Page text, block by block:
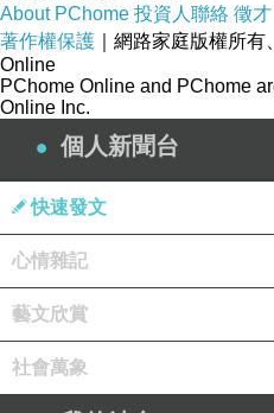
About PChome 投資人聯絡 徵才
著作權保護 ｜網路家庭版權所有
Online
PChome Online and PChome
Online Inc.
個人新聞台
快速發文
心情雜記
藝文欣賞
社會萬象